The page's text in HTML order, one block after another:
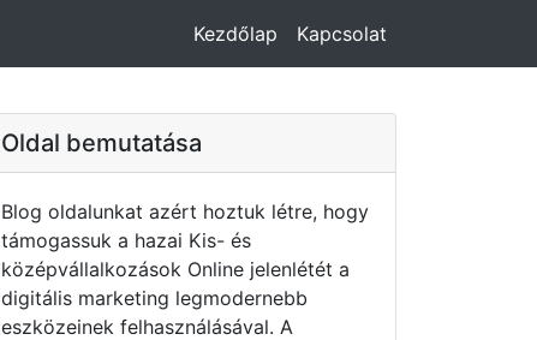
Kezdőlap Kapcsolat
Oldal bemutatása
Blog oldalunkat azért hoztuk létre, hogy
támogassuk a hazai Kis- és
középvállalkozások Online jelenlétét a
digitális marketing legmodernebb
eszközeinek felhasználásával. A